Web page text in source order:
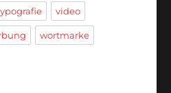
video
wortmarke